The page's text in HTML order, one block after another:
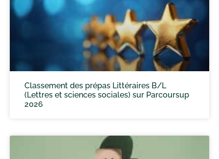
Classement des prépas Littéraires B/L
(Lettres et sciences sociales) sur Parcoursup
2026